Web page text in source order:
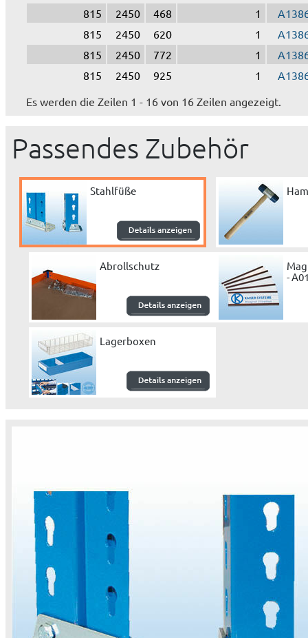
815 2450 468 1
815
2450 620 1
815
2450 772 1
815
2450 925 1
Es werden die Zeilen 1 - 16 von 16 Zeilen angezeigt.
Passendes Zubehör
Stahlfüße
Abrollschutz
-
Lagerboxen